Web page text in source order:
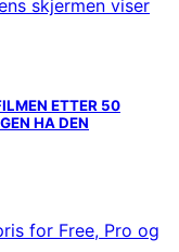
ETTER 50
HA DEN